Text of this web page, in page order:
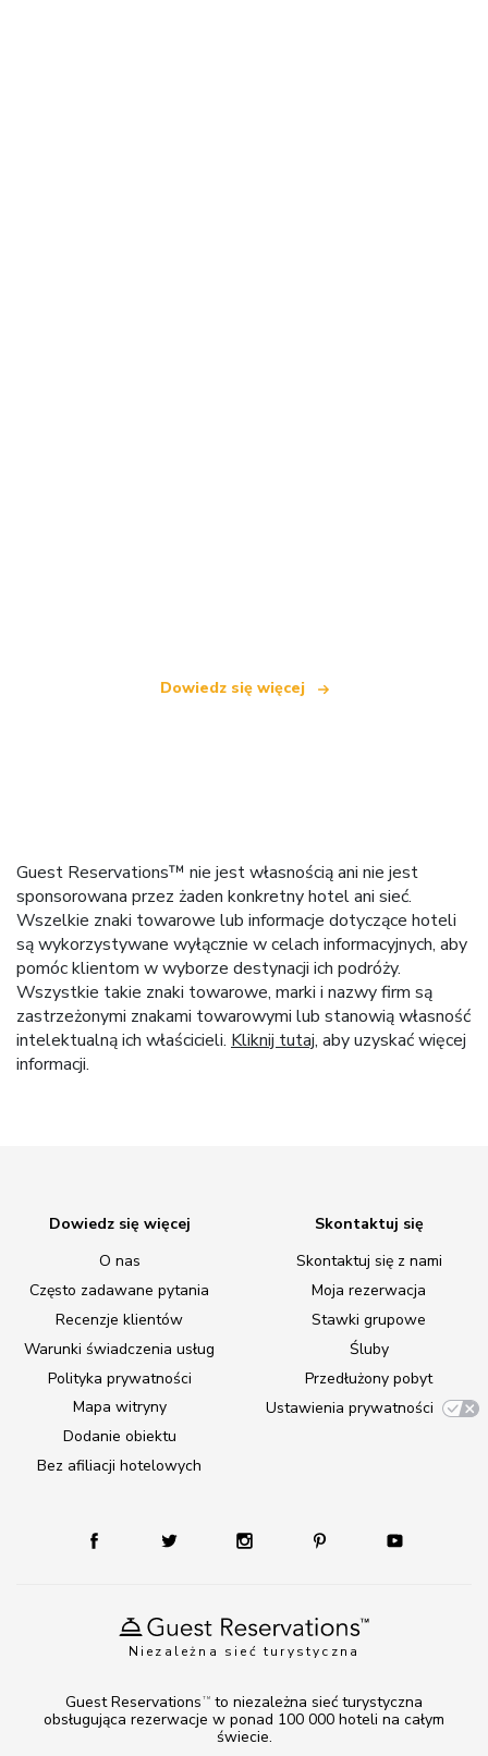
Dowiedz się więcej
Guest Reservations™ nie jest własnością ani nie jest
sponsorowana przez żaden konkretny hotel ani sieć.
Wszelkie znaki towarowe lub informacje dotyczące hoteli
są wykorzystywane wyłącznie w celach informacyjnych, aby
pomóc klientom w wyborze destynacji ich podróży.
Wszystkie takie znaki towarowe, marki i nazwy firm są
zastrzeżonymi znakami towarowymi lub stanowią własność
intelektualną ich właścicieli. Kliknij tutaj, aby uzyskać więcej
informacji.
Niezależna sieć turystyczna
Dowiedz się więcej
O nas
Często zadawane pytania
Recenzje klientów
Warunki świadczenia usług
Polityka prywatności
Mapa witryny
Dodanie obiektu
Bez afiliacji hotelowych
Skontaktuj się
Skontaktuj się z nami
Moja rezerwacja
Stawki grupowe
Śluby
Przedłużony pobyt
Ustawienia prywatności
Guest Reservations TM
to niezależna sieć turystyczna
obsługująca rezerwacje w ponad 100 000 hoteli na całym
świecie.